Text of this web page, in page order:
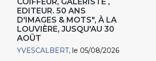
EDITEUR. 50 ANS
D'IMAGES & MOTS", À LA
LOUVIÈRE, JUSQU'AU 30
AOÛT
YVESCALBERT le 05/08/2026